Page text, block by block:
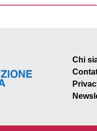
HeyObi arriva in
Chi